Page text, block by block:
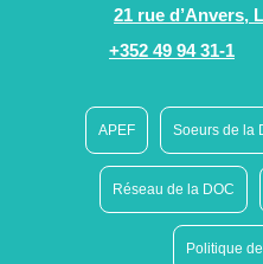
21 rue d’Anvers,
+352 49 94 31-1
APEF Soeurs de la
Réseau de la DOC
Politique